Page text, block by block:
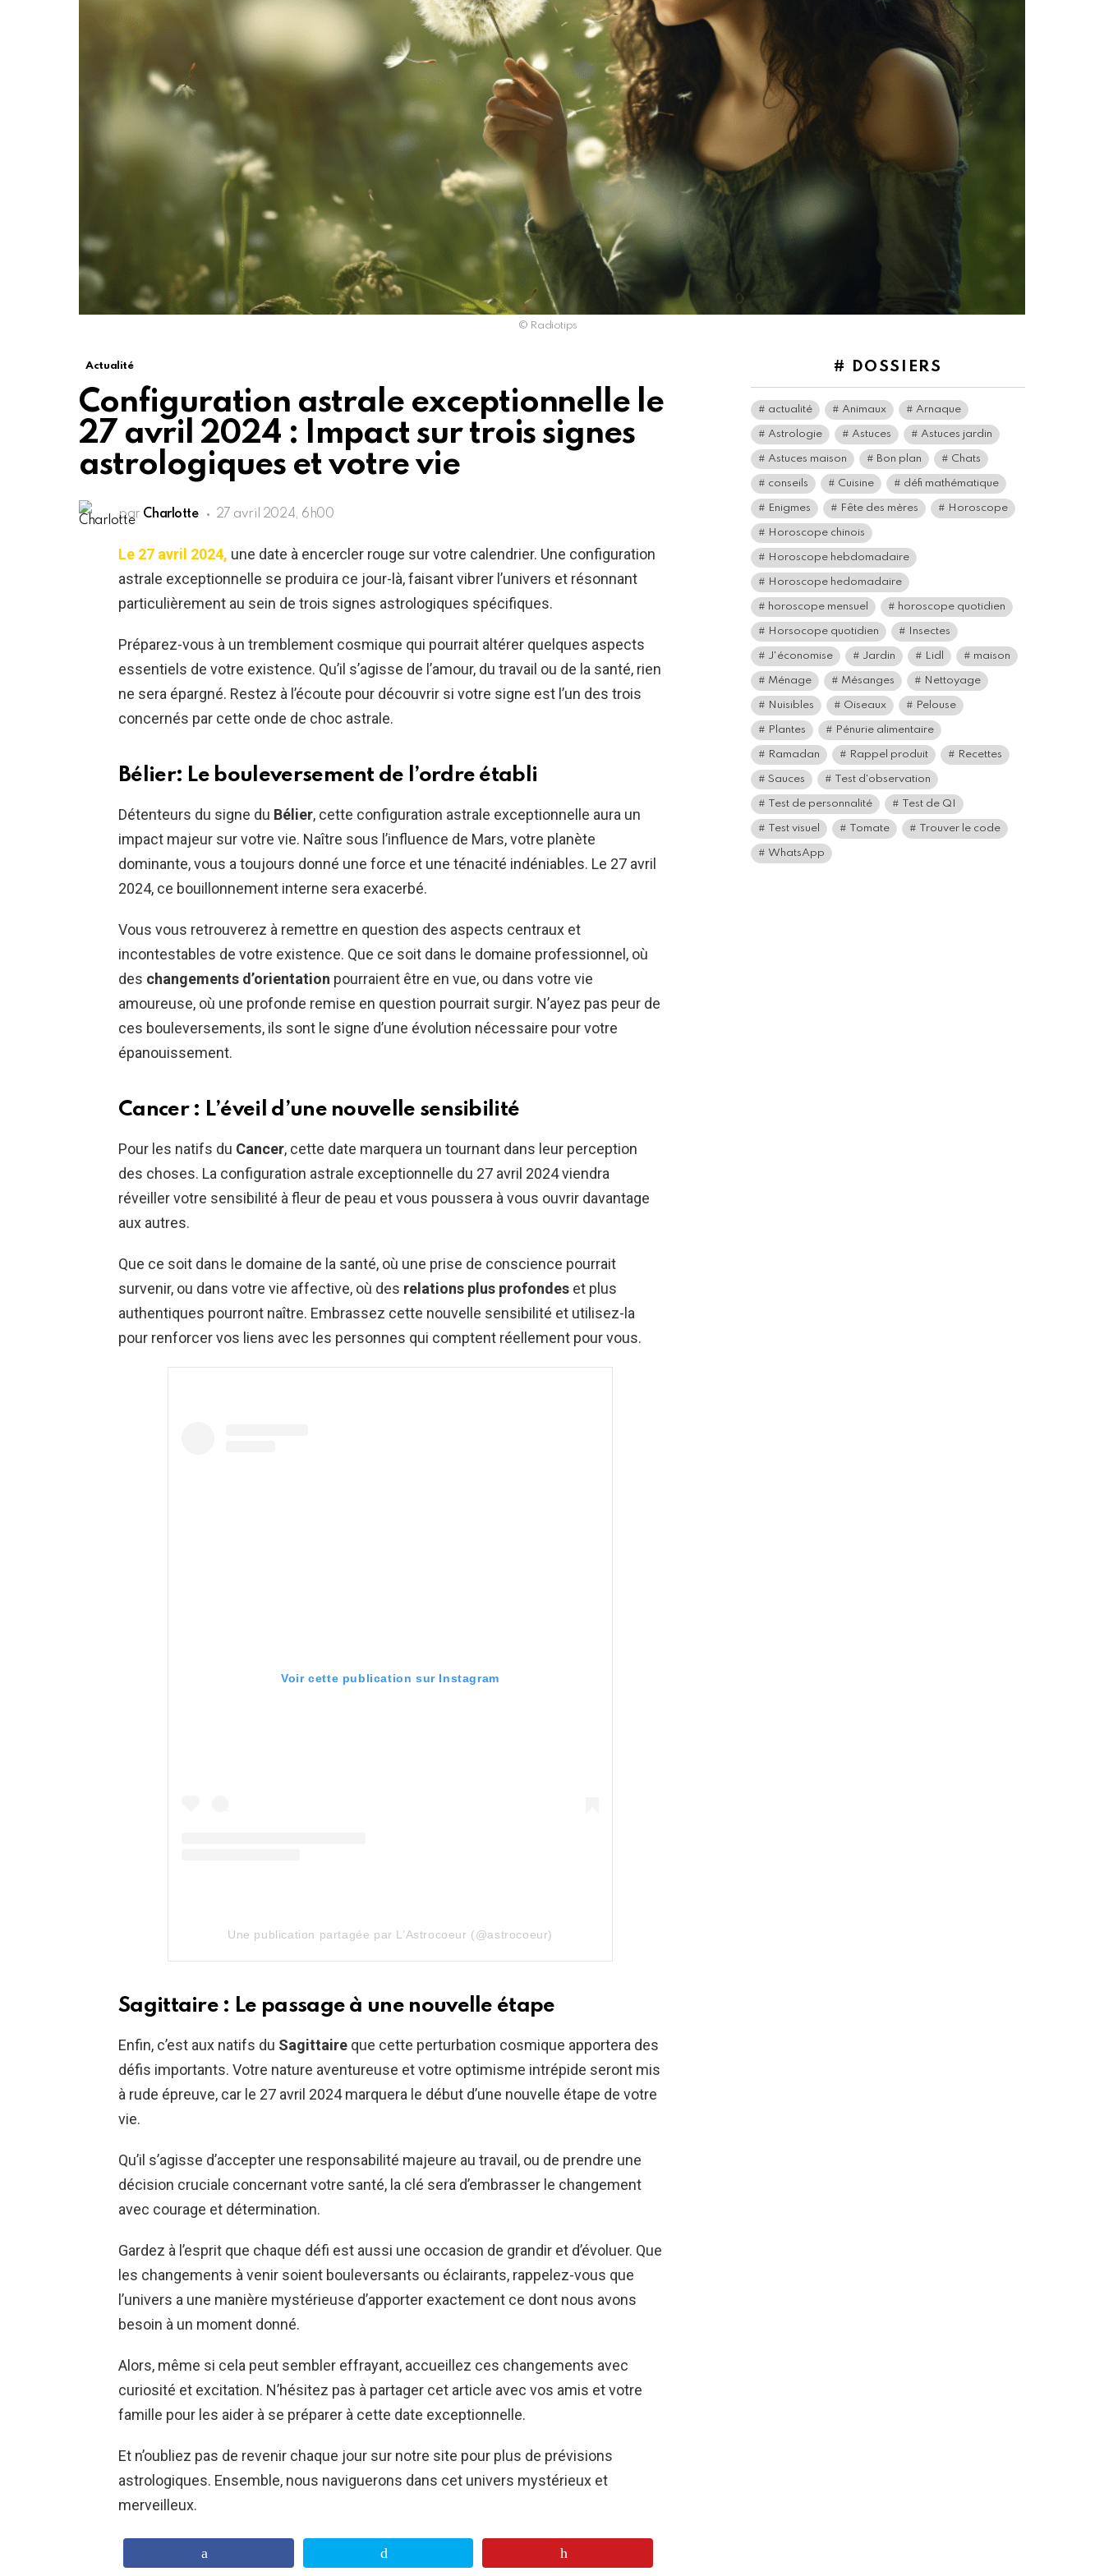
© Radiotips
Actualité
Configuration astrale exceptionnelle le
27 avril 2024 : Impact sur trois signes
astrologiques et votre vie
par Charlotte 27 avril 2024, 6h00
Le 27 avril 2024, une date à encercler rouge sur votre calendrier. Une configuration
astrale exceptionnelle se produira ce jour-là, faisant vibrer l’univers et résonnant
particulièrement au sein de trois signes astrologiques spécifiques.
Préparez-vous à un tremblement cosmique qui pourrait altérer quelques aspects
essentiels de votre existence. Qu’il s’agisse de l’amour, du travail ou de la santé, rien
ne sera épargné. Restez à l’écoute pour découvrir si votre signe est l’un des trois
concernés par cette onde de choc astrale.
Bélier: Le bouleversement de l’ordre établi
Détenteurs du signe du Bélier, cette configuration astrale exceptionnelle aura un
impact majeur sur votre vie. Naître sous l’influence de Mars, votre planète
dominante, vous a toujours donné une force et une ténacité indéniables. Le 27 avril
2024, ce bouillonnement interne sera exacerbé.
Vous vous retrouverez à remettre en question des aspects centraux et
incontestables de votre existence. Que ce soit dans le domaine professionnel, où
des changements d’orientation pourraient être en vue, ou dans votre vie
amoureuse, où une profonde remise en question pourrait surgir. N’ayez pas peur de
ces bouleversements, ils sont le signe d’une évolution nécessaire pour votre
épanouissement.
Cancer : L’éveil d’une nouvelle sensibilité
Pour les natifs du Cancer, cette date marquera un tournant dans leur perception
des choses. La configuration astrale exceptionnelle du 27 avril 2024 viendra
réveiller votre sensibilité à fleur de peau et vous poussera à vous ouvrir davantage
aux autres.
Que ce soit dans le domaine de la santé, où une prise de conscience pourrait
survenir, ou dans votre vie affective, où des relations plus profondes et plus
authentiques pourront naître. Embrassez cette nouvelle sensibilité et utilisez-la
pour renforcer vos liens avec les personnes qui comptent réellement pour vous.
Voir cette publication sur Instagram
Une publication partagée par L’Astrocoeur (@astrocoeur)
Sagittaire : Le passage à une nouvelle étape
Enfin, c’est aux natifs du Sagittaire que cette perturbation cosmique apportera des
défis importants. Votre nature aventureuse et votre optimisme intrépide seront mis
à rude épreuve, car le 27 avril 2024 marquera le début d’une nouvelle étape de votre
vie.
Qu’il s’agisse d’accepter une responsabilité majeure au travail, ou de prendre une
décision cruciale concernant votre santé, la clé sera d’embrasser le changement
avec courage et détermination.
Gardez à l’esprit que chaque défi est aussi une occasion de grandir et d’évoluer. Que
les changements à venir soient bouleversants ou éclairants, rappelez-vous que
l’univers a une manière mystérieuse d’apporter exactement ce dont nous avons
besoin à un moment donné.
Alors, même si cela peut sembler effrayant, accueillez ces changements avec
curiosité et excitation. N’hésitez pas à partager cet article avec vos amis et votre
famille pour les aider à se préparer à cette date exceptionnelle.
Et n’oubliez pas de revenir chaque jour sur notre site pour plus de prévisions
astrologiques. Ensemble, nous naviguerons dans cet univers mystérieux et
merveilleux.
# DOSSIERS
actualité Animaux Arnaque
Astrologie Astuces Astuces jardin
Astuces maison Bon plan Chats
conseils Cuisine défi mathématique
Enigmes Fête des mères Horoscope
Horoscope chinois
Horoscope hebdomadaire
Horoscope hedomadaire
horoscope mensuel horoscope quotidien
Horsocope quotidien Insectes
J'économise Jardin Lidl maison
Ménage Mésanges Nettoyage
Nuisibles Oiseaux Pelouse
Plantes Pénurie alimentaire
Ramadan Rappel produit Recettes
Sauces Test d'observation
Test de personnalité Test de QI
Test visuel Tomate Trouver le code
WhatsApp